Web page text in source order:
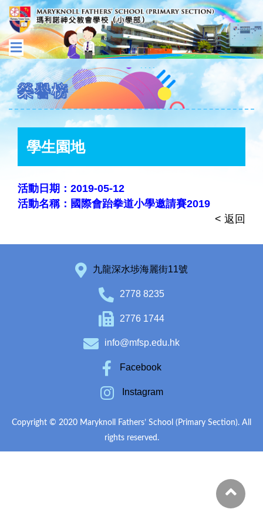
榮譽榜
學生園地
活動日期：2019-05-12
活動名稱：國際會跆拳道小學邀請賽2019
< 返回
九龍深水埗海麗街11號
2778 8235
2776 1744
info@mfsp.edu.hk
Facebook
Instagram
Copyright © 2020 Maryknoll Fathers’ School (Primary Section). All
rights reserved.